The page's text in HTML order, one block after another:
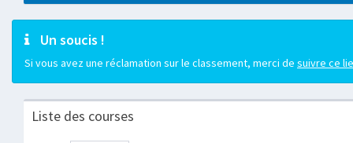
Un soucis !
Si vous avez une réclamation sur le classement, merci de suivre ce
Liste des courses